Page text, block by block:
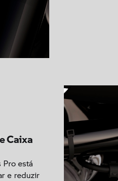
Caixa
Pro está
e reduzir